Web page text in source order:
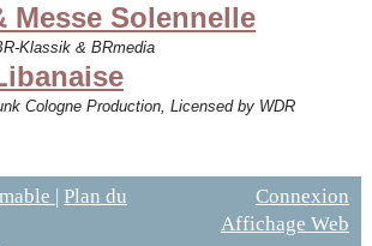
Messe Solennelle
Klassik & BRmedia
Cologne Production, Licensed by WDR
Plan du
Connexion
Affichage Web